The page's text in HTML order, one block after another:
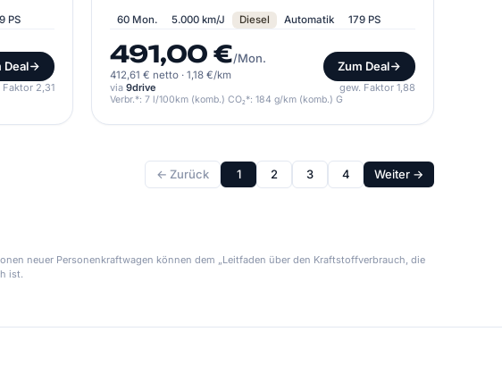
PS
Deal
Faktor 2,31
60 Mon. 5.000 km/J Diesel Automatik 179 PS
491,00 €/Mon.
412,61 € netto · 1,18 €/km
Zum Deal
via 9drive gew. Faktor 1,88
Verbr.*: 7 l/100km (komb.) CO₂*: 184 g/km (komb.) G
← Zurück 1 2 3 4 Weiter →
neuer Personenkraftwagen können dem „Leitfaden über den Kraftstoffverbrauch, die
ist.